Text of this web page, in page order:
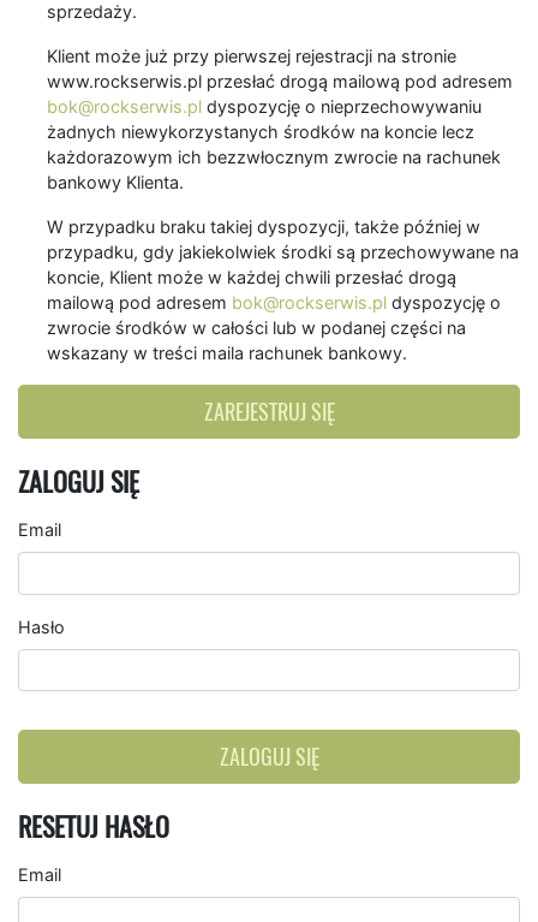
sprzedaży.
Klient może już przy pierwszej rejestracji na stronie
www.rockserwis.pl przesłać drogą mailową pod adresem
bok@rockserwis.pl dyspozycję o nieprzechowywaniu
żadnych niewykorzystanych środków na koncie lecz
każdorazowym ich bezzwłocznym zwrocie na rachunek
bankowy Klienta.
W przypadku braku takiej dyspozycji, także później w
przypadku, gdy jakiekolwiek środki są przechowywane na
koncie, Klient może w każdej chwili przesłać drogą
mailową pod adresem bok@rockserwis.pl dyspozycję o
zwrocie środków w całości lub w podanej części na
wskazany w treści maila rachunek bankowy.
ZAREJESTRUJ SIĘ
ZALOGUJ SIĘ
Email
Hasło
ZALOGUJ SIĘ
RESETUJ HASŁO
Email